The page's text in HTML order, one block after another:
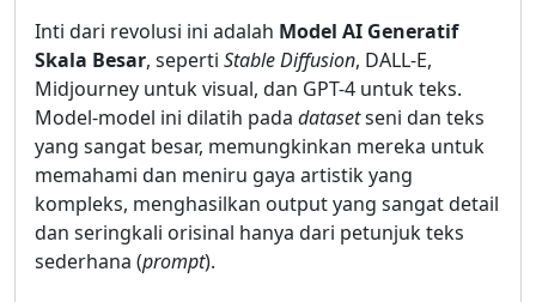
Inti dari revolusi ini adalah Model AI Generatif
Skala Besar, seperti Stable Diffusion, DALL-E,
Midjourney untuk visual, dan GPT-4 untuk teks.
Model-model ini dilatih pada datasetseni dan teks
yang sangat besar, memungkinkan mereka untuk
memahami dan meniru gaya artistik yang
kompleks, menghasilkan output yang sangat detail
dan seringkali orisinal hanya dari petunjuk teks
sederhana (prompt).